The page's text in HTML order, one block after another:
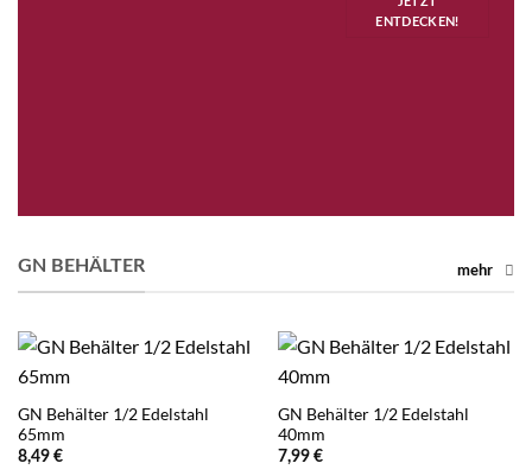
ENTDECKEN!
GN BEHÄLTER mehr
GN Behälter 1/2 Edelstahl
65mm
8,49 €
GN Behälter 1/2 Edelstahl
40mm
7,99 €